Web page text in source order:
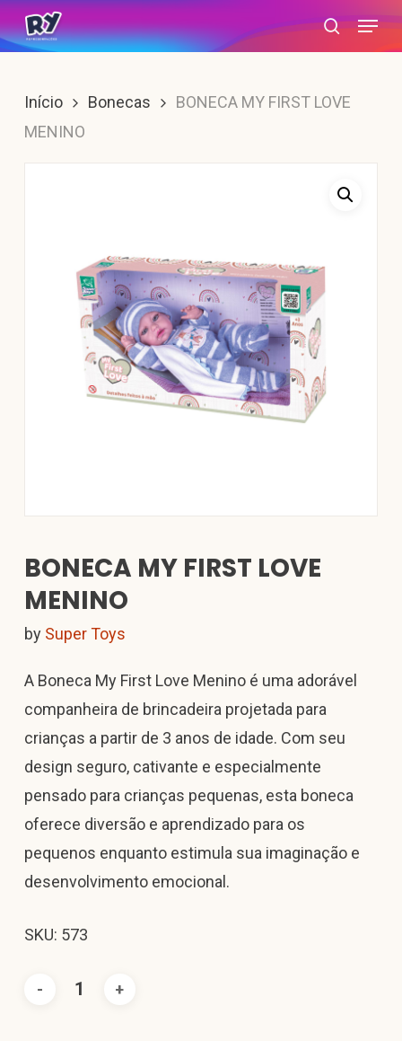
Skip
to
content
search
Menu
Início Bonecas
BONECA MY FIRST LOVE
MENINO
BONECA MY FIRST LOVE
MENINO
by Super Toys
A Boneca My First Love Menino é uma adorável
companheira de brincadeira projetada para
crianças a partir de 3 anos de idade. Com seu
design seguro, cativante e especialmente
pensado para crianças pequenas, esta boneca
oferece diversão e aprendizado para os
pequenos enquanto estimula sua imaginação e
desenvolvimento emocional.
SKU: 573